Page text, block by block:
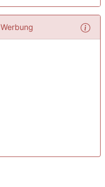
Werbung